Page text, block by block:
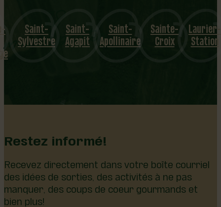
1
8
mu
nicipalités
Saint-
Sylvestre
Saint-
Agapit
Saint-
Apollinaire
Sainte-
Croix
Laurier-
Station
Restez informé!
Recevez directement dans votre boîte courriel
des idées de sorties, des activités à ne pas
manquer, des coups de coeur gourmands et
bien plus!